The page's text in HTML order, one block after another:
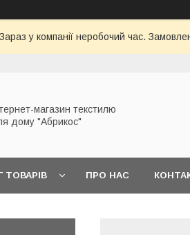
Зараз у компанії неробочий час.
магазин текстилю
дому "Абрикос"
ТОВАРІВ ПРО НАС